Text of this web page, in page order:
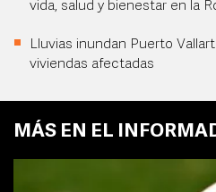
vida, salud y bienestar en la
Lluvias inundan Puerto
viviendas afectadas
MÁS EN EL